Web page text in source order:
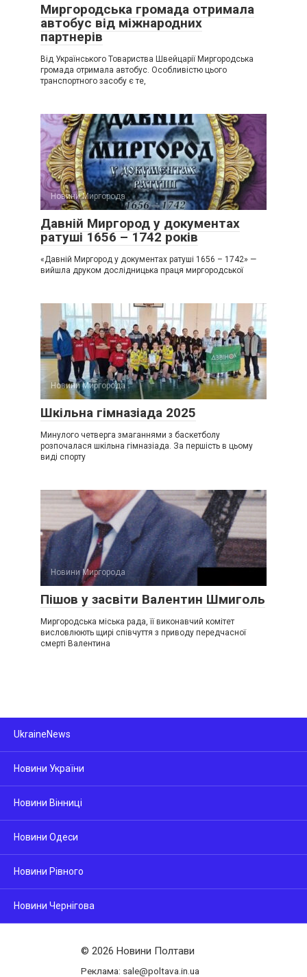
Миргородська громада отримала
автобус від міжнародних
партнерів
Від Українського Товариства Швейцарії Миргородська
громада отримала автобус. Особливістю цього
транспортного засобу є те,
Новини Миргорода
Давній Миргород у документах
ратуші 1656 – 1742 років
«Давній Миргород у документах ратуші 1656 – 1742» —
вийшла друком дослідницька праця миргородської
Новини Миргорода
Шкільна гімназіада 2025
Минулого четверга змаганнями з баскетболу
розпочалася шкільна гімназіада. За першість в цьому
виді спорту
Новини Миргорода
Пішов у засвіти Валентин Шмиголь
Миргородська міська рада, її виконавчий комітет
висловлюють щирі співчуття з приводу передчасної
смерті Валентина
UkraineNews
Новини України
Новини Вінниці
Новини Одеси
Новини Рівного
Новини Чернігова
© 2026 Новини Полтави
Реклама: sale@poltava.in.ua